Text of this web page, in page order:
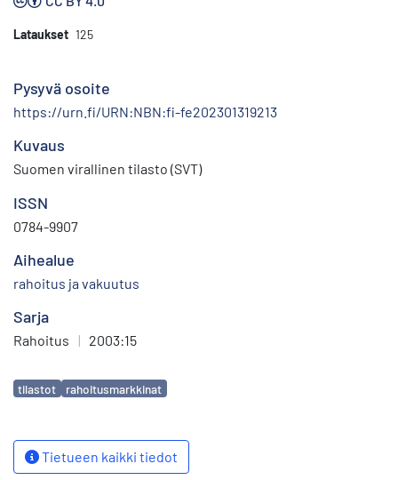
Lataukset 125
Pysyvä osoite
https://urn.fi/URN:NBN:fi-fe202301319213
Kuvaus
Suomen virallinen tilasto (SVT)
ISSN
0784-9907
Aihealue
rahoitus ja vakuutus
Sarja
Rahoitus | 2003:15
Avainsanat
tilastot rahoitusmarkkinat
Tietueen kaikki tiedot